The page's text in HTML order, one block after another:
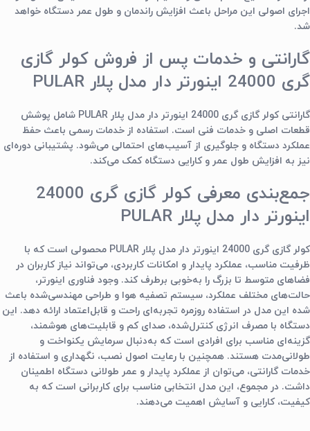
اجرای اصولی این مراحل باعث افزایش راندمان و طول عمر دستگاه خواهد
شد.
گارانتی و خدمات پس از فروش کولر گازی
گری 24000 اینورتر دار مدل پلار PULAR
گارانتیکولر گازی گری 24000 اینورتر دار مدل پلار PULAR
شامل پوشش
قطعات اصلی و خدمات فنی است. استفاده از خدمات رسمی باعث حفظ
عملکرد دستگاه و جلوگیری از آسیب‌های احتمالی می‌شود. پشتیبانی دوره‌ای
نیز به افزایش طول عمر و کارایی دستگاه کمک می‌کند.
جمع‌بندی معرفی کولر گازی گری 24000
اینورتر دار مدل پلار PULAR
کولر گازی گری 24000 اینورتر دار مدل پلار PULAR
محصولی است که با
ظرفیت مناسب، عملکرد پایدار و امکانات کاربردی، می‌تواند نیاز کاربران در
فضاهای متوسط تا بزرگ را به‌خوبی برطرف کند. وجود فناوری اینورتر،
حالت‌های مختلف عملکرد، سیستم تصفیه هوا و طراحی مهندسی‌شده باعث
شده این مدل در استفاده روزمره تجربه‌ای راحت و قابل‌اعتماد ارائه دهد. این
دستگاه با مصرف انرژی کنترل‌شده، صدای کم و قابلیت‌های هوشمند،
گزینه‌ای مناسب برای افرادی است که به‌دنبال سرمایش یکنواخت و
طولانی‌مدت هستند. همچنین با رعایت اصول نصب، نگهداری و استفاده از
خدمات گارانتی، می‌توان از عملکرد پایدار و عمر طولانی دستگاه اطمینان
داشت. در مجموع، این مدل انتخابی مناسب برای کاربرانی است که به
کیفیت، کارایی و آسایش اهمیت می‌دهند.